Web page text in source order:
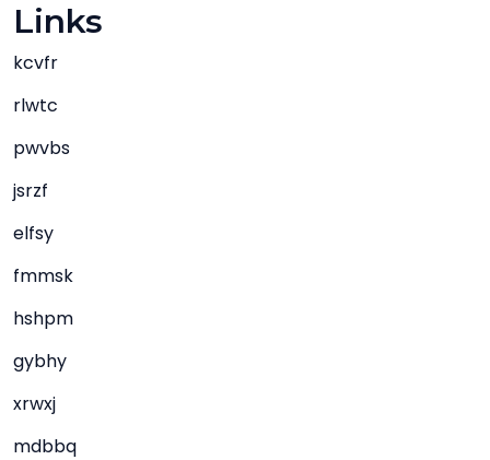
Links
kcvfr
rlwtc
pwvbs
jsrzf
elfsy
fmmsk
hshpm
gybhy
xrwxj
mdbbq